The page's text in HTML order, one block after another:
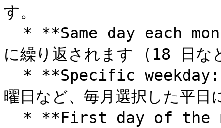
す。
に繰り返されます (18 日な
曜日など、毎月選択した平日